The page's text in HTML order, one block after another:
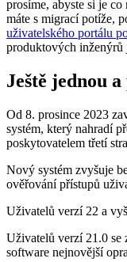
prosíme, abyste si je
máte s migrací potíže,
uživatelského portálu
produktových inženýrů
Ještě jednou
Od 8. prosince 2023
systém, který nahradí
poskytovatelem třetí
Nový systém zvyšuje
ověřování přístupů
Uživatelů verzí 22 a
Uživatelů verzí 21.0 se
software nejnovější